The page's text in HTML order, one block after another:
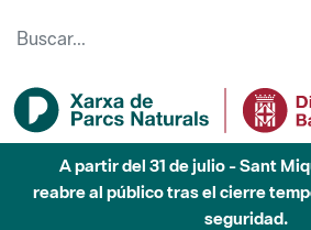
A partir del 31 de julio - Sant
reabre al público tras el cierre
seguridad.